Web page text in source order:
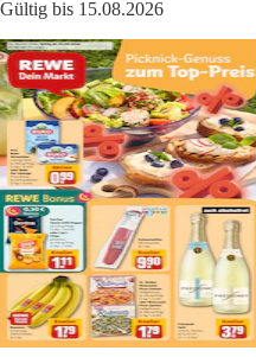
Gültig bis 15.08.2026